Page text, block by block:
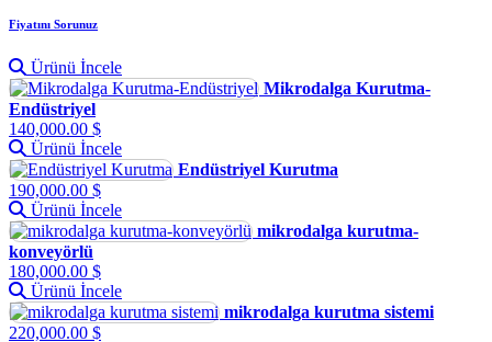
Fiyatını Sorunuz
Ürünü İncele
Mikrodalga Kurutma-
Endüstriyel
140,000.00 $
Ürünü İncele
Endüstriyel Kurutma
190,000.00 $
Ürünü İncele
mikrodalga kurutma-
konveyörlü
180,000.00 $
Ürünü İncele
mikrodalga kurutma sistemi
220,000.00 $